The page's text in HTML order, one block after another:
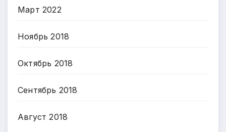
Март 2022
Ноябрь 2018
Октябрь 2018
Сентябрь 2018
Август 2018